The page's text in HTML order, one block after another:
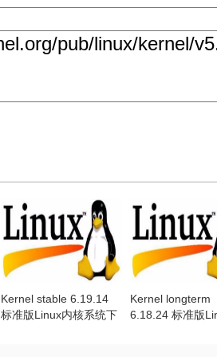
Kernel stable 6.19.14
标准版Linux内核系统下
Kernel longterm
6.18.24 标准版